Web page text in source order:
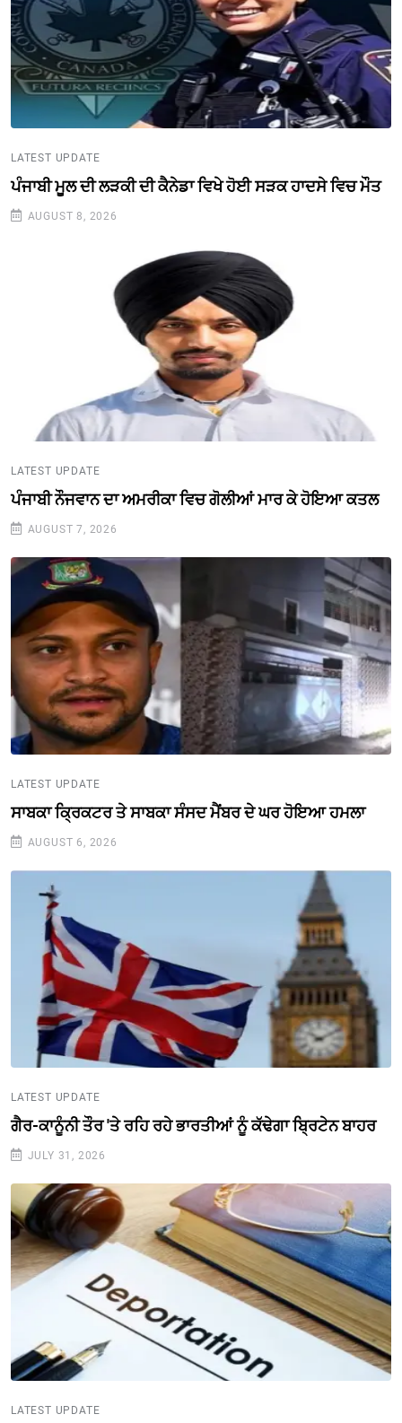
LATEST UPDATE
ਪੰਜਾਬੀ ਮੂਲ ਦੀ ਲੜਕੀ ਦੀ ਕੈਨੇਡਾ ਵਿਖੇ ਹੋਈ ਸੜਕ ਹਾਦਸੇ ਵਿਚ ਮੌਤ
AUGUST 8, 2026
LATEST UPDATE
ਪੰਜਾਬੀ ਨੌਜਵਾਨ ਦਾ ਅਮਰੀਕਾ ਵਿਚ ਗੋਲੀਆਂ ਮਾਰ ਕੇ ਹੋਇਆ ਕਤਲ
AUGUST 7, 2026
LATEST UPDATE
ਸਾਬਕਾ ਕ੍ਰਿਕਟਰ ਤੇ ਸਾਬਕਾ ਸੰਸਦ ਮੈਂਬਰ ਦੇ ਘਰ ਹੋਇਆ ਹਮਲਾ
AUGUST 6, 2026
LATEST UPDATE
ਗੈਰ-ਕਾਨੂੰਨੀ ਤੌਰ 'ਤੇ ਰਹਿ ਰਹੇ ਭਾਰਤੀਆਂ ਨੂੰ ਕੱਢੇਗਾ ਬ੍ਰਿਟੇਨ ਬਾਹਰ
JULY 31, 2026
LATEST UPDATE